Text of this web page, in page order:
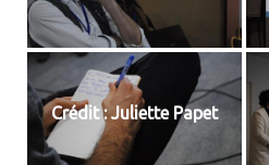
Crédit : Juliette Papet